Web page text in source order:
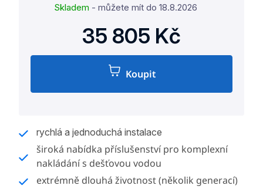
Skladem - můžete mít do 18.8.2026
35 805 Kč
Koupit
rychlá a jednoduchá instalace
široká nabídka příslušenství pro komplexní
nakládání s dešťovou vodou
extrémně dlouhá životnost (několik generací)